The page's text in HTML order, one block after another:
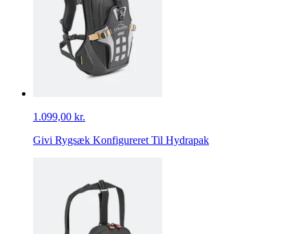
1.099,00 kr.
Givi Rygsæk Konfigureret Til Hydrapak